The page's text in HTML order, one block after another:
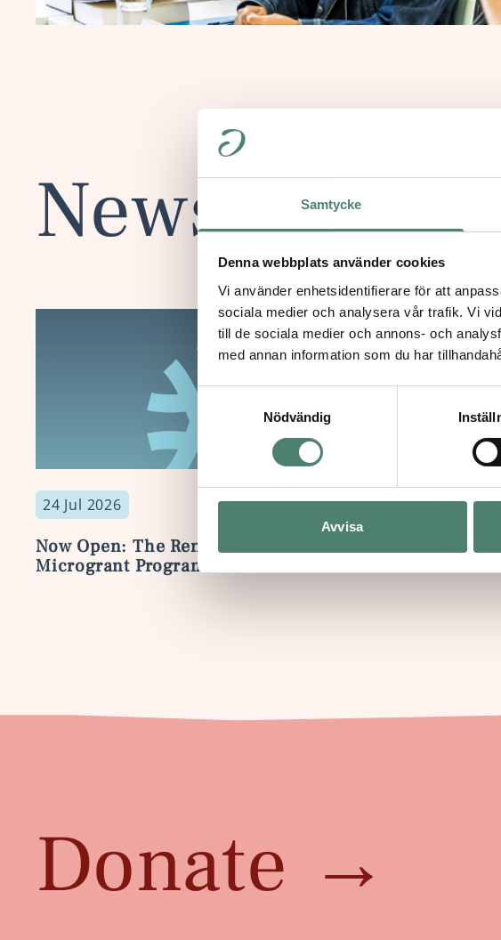
Samtycke
Denna webbplats använder cookies
Vi använder enhetsidentifierare för att
sociala medier och analysera vår trafik. Vi
till de sociala medier och annons- och
med annan information som du har
Samtyckesval
Nödvändig
Avvisa
News
24 Jul 2026
Now Open: The Renaissance
Microgrant Program
Call for Research
Program
Donate →